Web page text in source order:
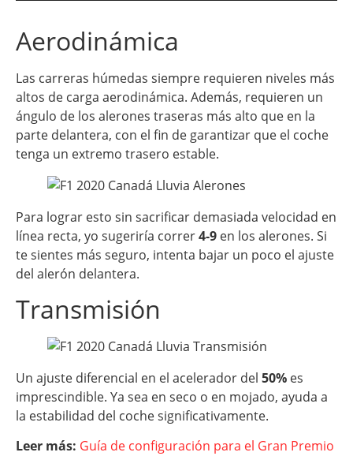
Aerodinámica
Las carreras húmedas siempre requieren niveles más
altos de carga aerodinámica. Además, requieren un
ángulo de los alerones traseras más alto que en la
parte delantera, con el fin de garantizar que el coche
tenga un extremo trasero estable.
Para lograr esto sin sacrificar demasiada velocidad en
línea recta, yo sugeriría correr4-9 en los alerones. Si
te sientes más seguro, intenta bajar un poco el ajuste
del alerón delantera.
Transmisión
Un ajuste diferencial en el acelerador del 50% es
imprescindible. Ya sea en seco o en mojado, ayuda a
la estabilidad del coche significativamente.
Leer más: Guía de configuración para el Gran Premio